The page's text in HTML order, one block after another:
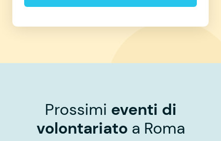
Prossimi eventi di
volontariato a Roma